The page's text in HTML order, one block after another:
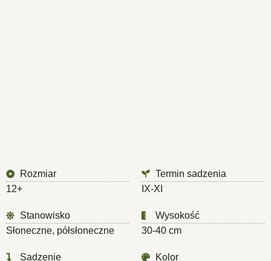
Rozmiar
12+
Termin sadzenia
IX-XI
Stanowisko
Słoneczne, półsłoneczne
Wysokość
30-40 cm
Sadzenie
Kolor